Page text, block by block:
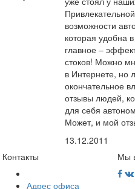
возможности
которая удобна
главное –
стоков! Можно
в Интернете, но
окончательное
отзывы людей,
для себя
Может, и мой
13.12.2011
Контакты
Адрес офиса
Мы